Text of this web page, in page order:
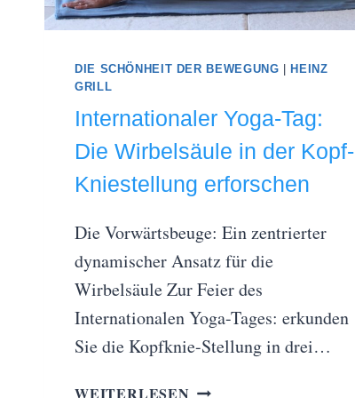
DIE SCHÖNHEIT DER BEWEGUNG
HEINZ
GRILL
Internationaler Yoga-Tag:
Die Wirbelsäule in der Kopf-
Kniestellung erforschen
Die Vorwärtsbeuge: Ein zentrierter
dynamischer Ansatz für die
Wirbelsäule Zur Feier des
Internationalen Yoga-Tages: erkunden
Sie die Kopfknie-Stellung in drei…
WEITERLESEN INTERNATIONALER